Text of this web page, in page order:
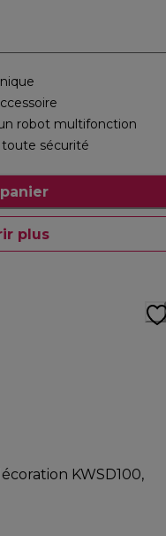
robot multifonction
sécurité
plus